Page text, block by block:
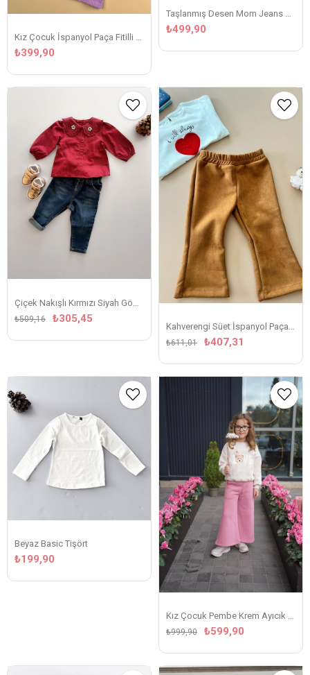
Kız Çocuk İspanyol Paça Fitilli Kadife Lila Tayt
₺399,90
₺499,90
₺305,45
₺509,16
Kahverengi Süet İspanyol Paça Pantolon
₺407,31
₺611,01
Beyaz Basic Tişört
₺199,90
Kız Çocuk Pembe Krem Ayıcık Desenli Eşofman Takım
₺599,90
₺999,90